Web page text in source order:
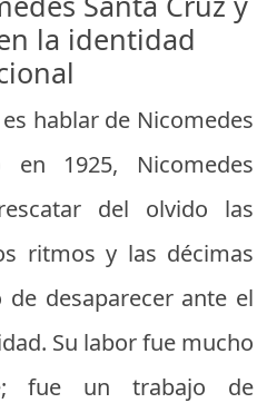
la identidad
hablar de Nicomedes
en 1925, Nicomedes
del olvido las
ritmos y las décimas
desaparecer ante el
Su labor fue mucho
fue un trabajo de